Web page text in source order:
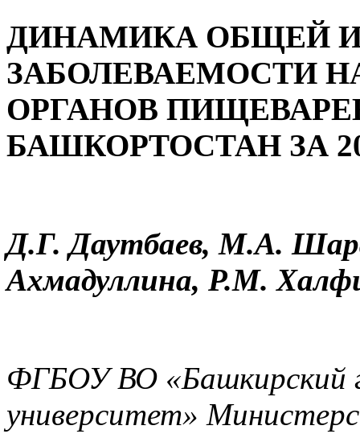
ДИНАМИКА ОБЩЕЙ
ЗАБОЛЕВАЕМОСТИ
ОРГАНОВ
БАШКОРТОСТАН ЗА
Д.Г. Даутбаев, М.А.
Ахмадуллина, Р.М.
ФГБОУ ВО «Башкирский
университет»